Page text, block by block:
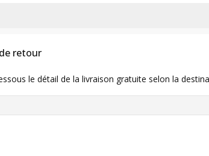
retour
le détail de la livraison gratuite selon la